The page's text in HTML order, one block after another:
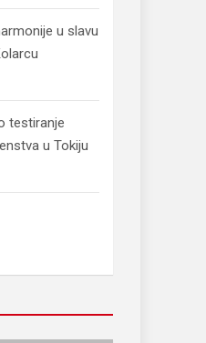
u slavu
testiranje
u Tokiju